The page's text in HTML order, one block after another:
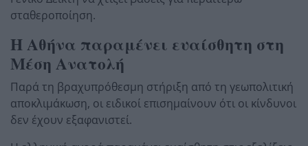
σταθεροποίηση.
Η Αθήνα παραμένει ευαίσθητη στη
Μέση Ανατολή
Παρά τη βραχυπρόθεσμη στήριξη από τη γεωπολιτική
αποκλιμάκωση, οι ειδικοί επισημαίνουν ότι οι κίνδυνοι
δεν έχουν εξαφανιστεί.